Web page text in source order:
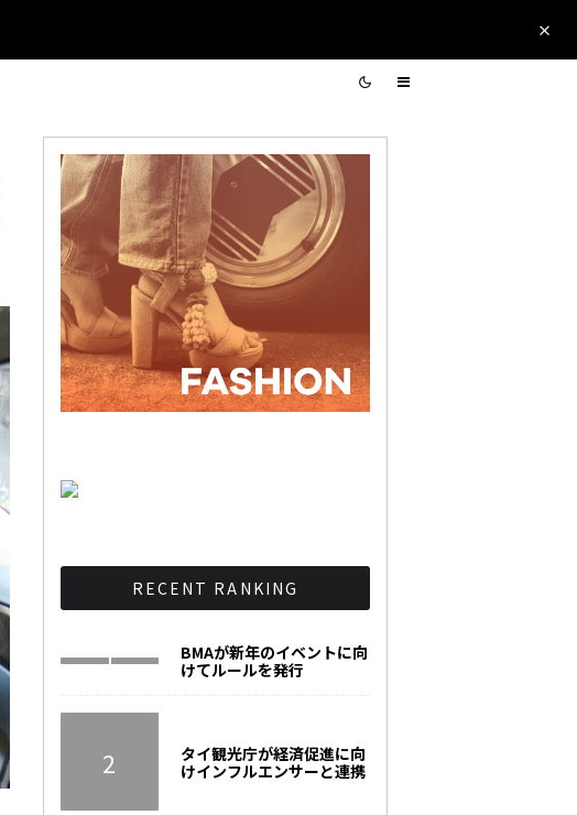
RECENT RANKING
BMAが新年のイベントに向
けてルールを発行
タイ観光庁が経済促進に向
けインフルエンサーと連携